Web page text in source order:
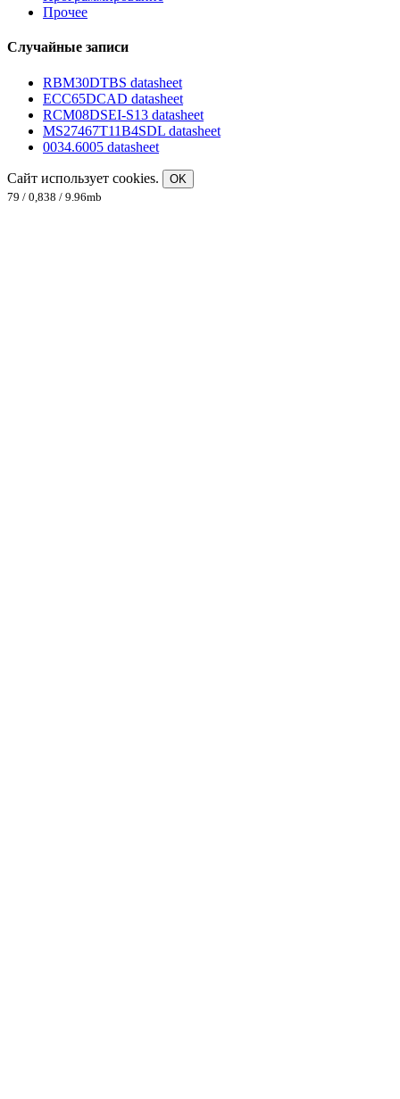
Прочее
Случайные записи
RBM30DTBS datasheet
ECC65DCAD datasheet
RCM08DSEI-S13 datasheet
MS27467T11B4SDL datasheet
0034.6005 datasheet
Сайт использует cookies.
OK
79 / 0,838 / 9.96mb